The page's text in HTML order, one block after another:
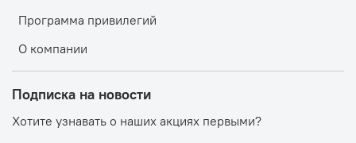
Программа привилегий
О компании
Подписка на новости
Хотите узнавать о наших акциях первыми?